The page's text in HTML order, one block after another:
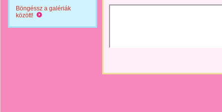
Böngéssz a galériák
között!